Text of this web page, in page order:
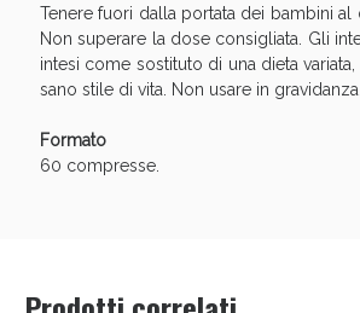
Tenere fuori dalla portata dei bambini al
Non superare la dose consigliata. Gli
intesi come sostituto di una dieta
sano stile di vita. Non usare in gravidanza.
Formato
60 compresse.